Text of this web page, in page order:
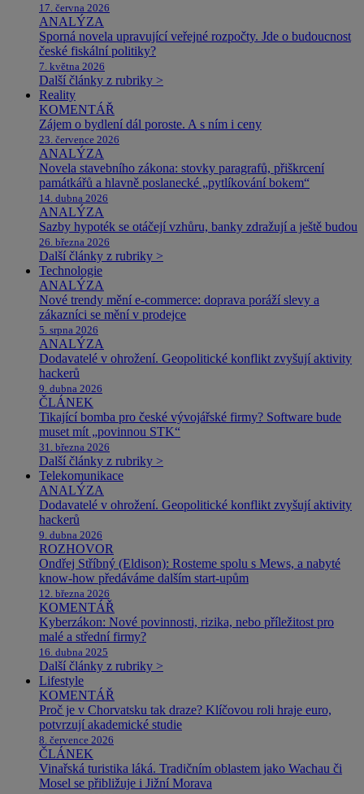
17. června 2026
ANALÝZA
Sporná novela upravující veřejné rozpočty. Jde o budoucnost
české fiskální politiky?
7. května 2026
Další články z rubriky >
Reality
KOMENTÁŘ
Zájem o bydlení dál poroste. A s ním i ceny
23. července 2026
ANALÝZA
Novela stavebního zákona: stovky paragrafů, přiškrcení
památkářů a hlavně poslanecké „pytlíkování bokem“
14. dubna 2026
ANALÝZA
Sazby hypoték se otáčejí vzhůru, banky zdražují a ještě budou
26. března 2026
Další články z rubriky >
Technologie
ANALÝZA
Nové trendy mění e-commerce: doprava poráží slevy a
zákazníci se mění v prodejce
5. srpna 2026
ANALÝZA
Dodavatelé v ohrožení. Geopolitické konflikt zvyšují aktivity
hackerů
9. dubna 2026
ČLÁNEK
Tikající bomba pro české vývojářské firmy? Software bude
muset mít „povinnou STK“
31. března 2026
Další články z rubriky >
Telekomunikace
ANALÝZA
Dodavatelé v ohrožení. Geopolitické konflikt zvyšují aktivity
hackerů
9. dubna 2026
ROZHOVOR
Ondřej Stříbný (Eldison): Rosteme spolu s Mews, a nabyté
know-how předáváme dalším start-upům
12. března 2026
KOMENTÁŘ
Kyberzákon: Nové povinnosti, rizika, nebo příležitost pro
malé a střední firmy?
16. dubna 2025
Další články z rubriky >
Lifestyle
KOMENTÁŘ
Proč je v Chorvatsku tak draze? Klíčovou roli hraje euro,
potvrzují akademické studie
8. července 2026
ČLÁNEK
Vinařská turistika láká. Tradičním oblastem jako Wachau či
Mosel se přibližuje i Jižní Morava